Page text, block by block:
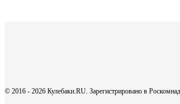
© 2016 - 2026 Кулебаки.RU. Зарегистрировано в